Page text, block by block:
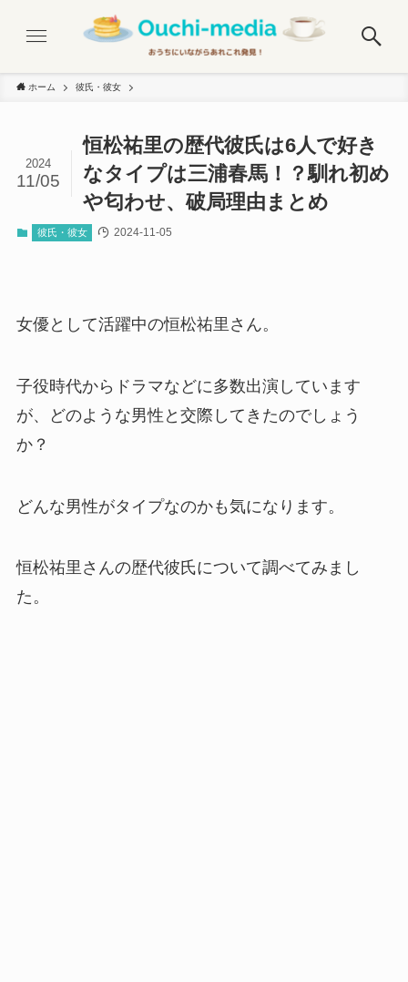
ホーム 彼氏・彼女
恒松祐里の歴代彼氏は6人で好き
なタイプは三浦春馬！？馴れ初め
や匂わせ、破局理由まとめ
2024
11/05
彼氏・彼女 2024-11-05
女優として活躍中の恒松祐里さん。
子役時代からドラマなどに多数出演しています
が、どのような男性と交際してきたのでしょう
か？
どんな男性がタイプなのかも気になります。
恒松祐里さんの歴代彼氏について調べてみまし
た。